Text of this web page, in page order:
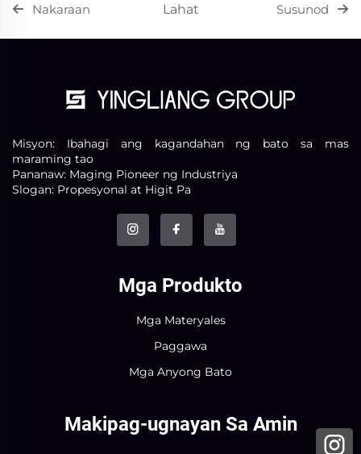
Nakaraan Lahat Susunod
Misyon: Ibahagi ang kagandahan ng bato sa mas
maraming tao
Pananaw: Maging Pioneer ng Industriya
Slogan: Propesyonal at Higit Pa
Mga Produkto
Mga Materyales
Paggawa
Mga Anyong Bato
Makipag-ugnayan Sa Amin